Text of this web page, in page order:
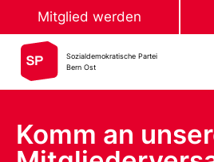
Mitglied werden
Sozialdemokratische Partei
Bern Ost
Komm an